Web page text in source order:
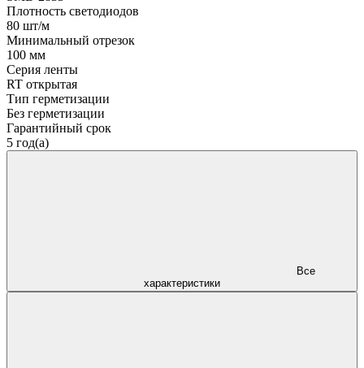
Плотность светодиодов
80 шт/м
Минимальный отрезок
100 мм
Серия ленты
RT открытая
Тип герметизации
Без герметизации
Гарантийный срок
5 год(а)
характеристики